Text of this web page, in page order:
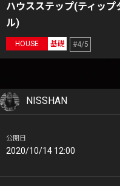
ハウスステップ(ティップ
ル)
HOUSE 基礎 #4/5
NISSHAN
公開日
2020/10/14 12:00